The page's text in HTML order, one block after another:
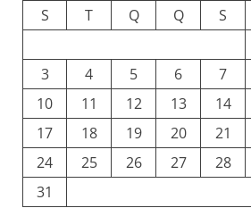
S
T Q Q S
3
4 5 6 7
10
11 12 13 14
17
18 19 20 21
24
25 26 27 28
31